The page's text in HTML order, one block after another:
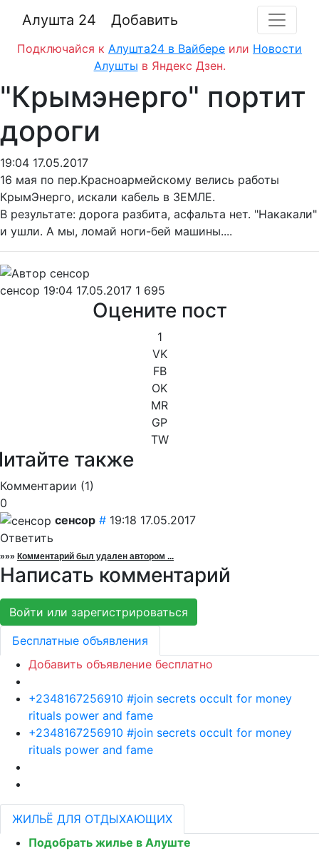
Алушта 24 Добавить
Подключайся к Алушта24 в Вайбере или Новости
Алушты в Яндекс Дзен.
"Крымэнерго" портит
дороги
19:04 17.05.2017
16 мая по пер.Красноармейскому велись работы
КрымЭнерго, искали кабель в ЗЕМЛЕ.
В результате: дорога разбита, асфальта нет. "Накакали"
и ушли. А мы, ломай ноги-бей машины....
сенсор 19:04 17.05.2017 1 695
Оцените пост
1
VK
FB
OK
MR
GP
TW
также
Комментарии (1)
0
сенсор # 19:18 17.05.2017
Ответить
»»» Комментарий был удален автором ...
Написать комментарий
Войти или зарегистрироваться
Бесплатные объявления
Добавить объявление бесплатно
+2348167256910 #join secrets occult for money
rituals power and fame
+2348167256910 #join secrets occult for money
rituals power and fame
ЖИЛЬЁ ДЛЯ ОТДЫХАЮЩИХ
Подобрать жилье в Алуште